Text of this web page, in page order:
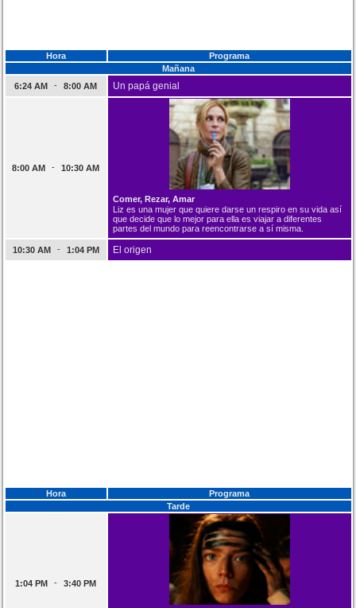
Hora
Programa
Mañana
6:24 AM
- 8:00 AM Un papá genial
8:00 AM - 10:30 AM
Comer, Rezar, Amar
Liz es una mujer que quiere darse un respiro en su vida así
que decide que lo mejor para ella es viajar a diferentes
partes del mundo para reencontrarse a sí misma.
10:30 AM - 1:04 PM El origen
Hora
Programa
Tarde
1:04 PM - 3:40 PM